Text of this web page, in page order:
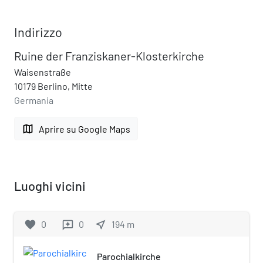
Indirizzo
Ruine der Franziskaner-Klosterkirche
Waisenstraße
10179 Berlino, Mitte
Germania
map Aprire su Google Maps
Luoghi vicini
favorite 0 reviews 0 near_me 194 m
Parochialkirche